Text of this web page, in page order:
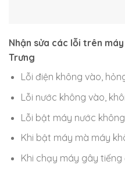
Nhận sửa các lỗi trên
Trưng
Lỗi điện không vào,
Lỗi nước không vào,
Lỗi bật máy nước
Khi bật máy mà máy
Khi chạy máy gây tiếng